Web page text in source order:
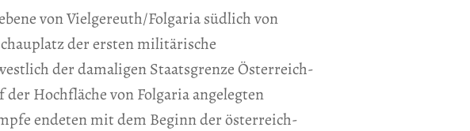
von Vielgereuth/Folgaria südlich von
der ersten militärische
der damaligen Staatsgrenze Österreich-
Hochfläche von Folgaria angelegten
endeten mit dem Beginn der österreich-